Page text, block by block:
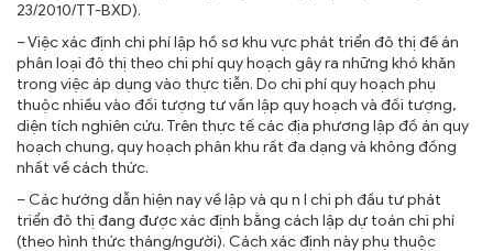
23/2010/TT-BXD).
– Việc xác định chi phí lập hồ sơ khu vực phát triển đô thị đề án
phân loại đô thị theo chi phí quy hoạch gây ra những khó khăn
trong việc áp dụng vào thực tiễn. Do chi phí quy hoạch phụ
thuộc nhiều vào đối tượng tư vấn lập quy hoạch và đối tượng,
diện tích nghiên cứu. Trên thực tế các địa phương lập đồ án quy
hoạch chung, quy hoạch phân khu rất đa dạng và không đồng
nhất về cách thức.
– Các hướng dẫn hiện nay về lập và qu n l chi ph đầu tư phát
triển đô thị đang được xác định bằng cách lập dự toán chi phí
(theo hình thức tháng/người). Cách xác định này phụ thuộc